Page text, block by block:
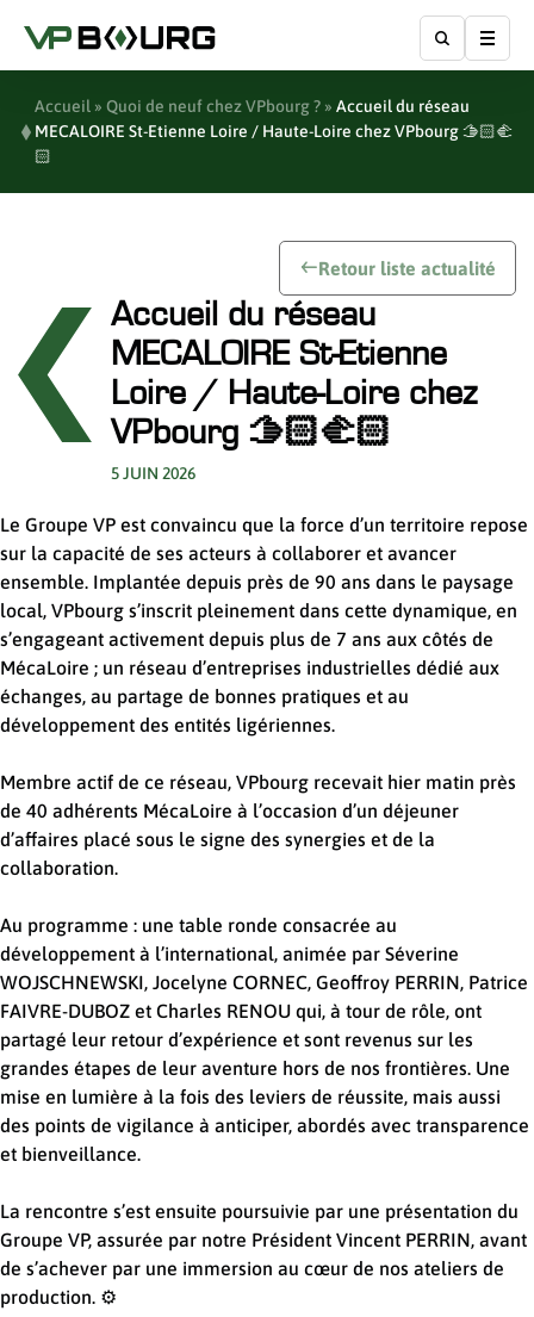
Accueil » Quoi de neuf chez VPbourg ? » Accueil du réseau
MECALOIRE St-Etienne Loire / Haute-Loire chez VPbourg 🫱🏻‍🫲
🏻
Accueil du réseau
MECALOIRE St-Etienne
Loire / Haute-Loire chez
VPbourg 🫱🏻‍🫲🏻
5 JUIN 2026
Retour liste actualité
Le Groupe VP est convaincu que la force d’un territoire repose
sur la capacité de ses acteurs à collaborer et avancer
ensemble. Implantée depuis près de 90 ans dans le paysage
local, VPbourg s’inscrit pleinement dans cette dynamique, en
s’engageant activement depuis plus de 7 ans aux côtés de
MécaLoire ; un réseau d’entreprises industrielles dédié aux
échanges, au partage de bonnes pratiques et au
développement des entités ligériennes.
Membre actif de ce réseau, VPbourg recevait hier matin près
de 40 adhérents MécaLoire à l’occasion d’un déjeuner
d’affaires placé sous le signe des synergies et de la
collaboration.
Au programme : une table ronde consacrée au
développement à l’international, animée par Séverine
WOJSCHNEWSKI, Jocelyne CORNEC, Geoffroy PERRIN, Patrice
FAIVRE-DUBOZ et Charles RENOU qui, à tour de rôle, ont
partagé leur retour d’expérience et sont revenus sur les
grandes étapes de leur aventure hors de nos frontières. Une
mise en lumière à la fois des leviers de réussite, mais aussi
des points de vigilance à anticiper, abordés avec transparence
et bienveillance.
La rencontre s’est ensuite poursuivie par une présentation du
Groupe VP, assurée par notre Président Vincent PERRIN, avant
de s’achever par une immersion au cœur de nos ateliers de
production. ⚙️